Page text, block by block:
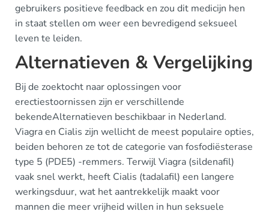
gebruikers positieve feedback en zou dit medicijn hen
in staat stellen om weer een bevredigend seksueel
leven te leiden.
Alternatieven & Vergelijking
Bij de zoektocht naar oplossingen voor
erectiestoornissen zijn er verschillende
bekendeAlternatieven beschikbaar in Nederland.
Viagra en Cialis zijn wellicht de meest populaire opties,
beiden behoren ze tot de categorie van fosfodiësterase
type 5 (PDE5) -remmers. Terwijl Viagra (sildenafil)
vaak snel werkt, heeft Cialis (tadalafil) een langere
werkingsduur, wat het aantrekkelijk maakt voor
mannen die meer vrijheid willen in hun seksuele